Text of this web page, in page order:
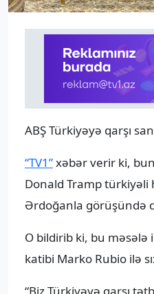
ABŞ Türkiyəyə qarşı
“TV1”xəbər verir ki,
Donald Tramp türkiyəli
Ərdoğanla görüşündə
O bildirib ki, bu məsələ
katibi Marko Rubio ilə